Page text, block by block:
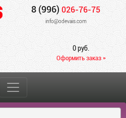
8 (996) 026-76-75
info@odevais.com
0 руб.
Оформить заказ »